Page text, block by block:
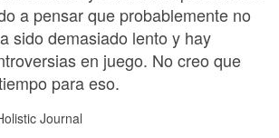
a pensar que probablemente no
sido demasiado lento y hay
en juego. No creo que
para eso.
Journal